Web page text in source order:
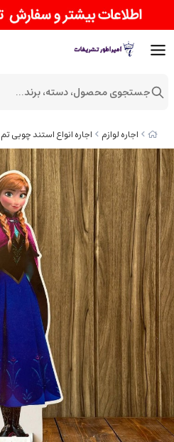
اجاره لوازم اجاره انواع استند چوبی تم
جستجوی محصول، دسته، برند...